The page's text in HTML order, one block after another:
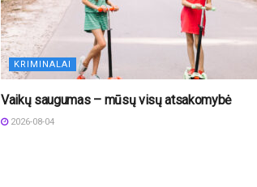
KRIMINALAI
Vaikų saugumas – mūsų visų atsakomybė
2026-08-04